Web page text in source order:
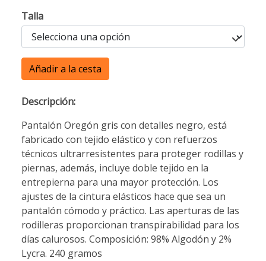
Talla
Añadir a la cesta
Descripción:
Pantalón Oregón gris con detalles negro, está
fabricado con tejido elástico y con refuerzos
técnicos ultrarresistentes para proteger rodillas y
piernas, además, incluye doble tejido en la
entrepierna para una mayor protección. Los
ajustes de la cintura elásticos hace que sea un
pantalón cómodo y práctico. Las aperturas de las
rodilleras proporcionan transpirabilidad para los
días calurosos. Composición: 98% Algodón y 2%
Lycra. 240 gramos